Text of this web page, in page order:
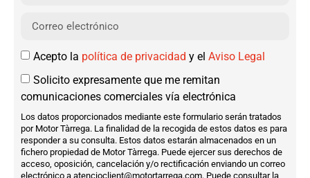
Acepto la política de privacidad y el Aviso Legal
Solicito expresamente que me remitan
comunicaciones comerciales vía electrónica
Los datos proporcionados mediante este formulario serán tratados
por Motor Tàrrega. La finalidad de la recogida de estos datos es para
responder a su consulta. Estos datos estarán almacenados en un
fichero propiedad de Motor Tàrrega. Puede ejercer sus derechos de
acceso, oposición, cancelación y/o rectificación enviando un correo
electrónico a atencioclient@motortarrega.com. Puede consultar la